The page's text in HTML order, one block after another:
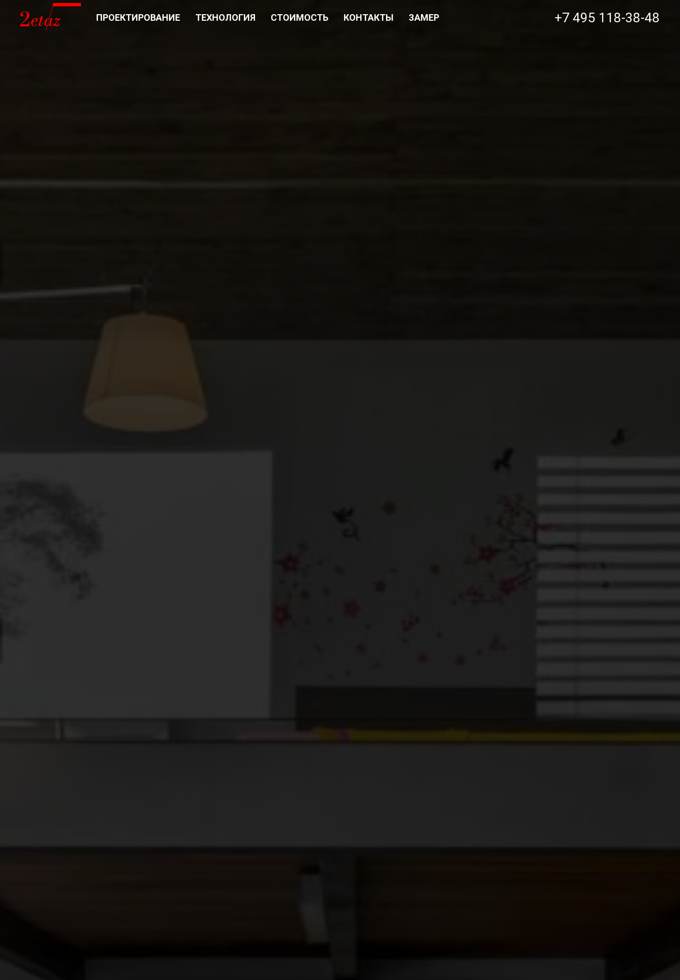
ПРОЕКТИРОВАНИЕ ТЕХНОЛОГИЯ СТОИМОСТЬ КОНТАКТЫ ЗАМЕР +7 495 118-38-48